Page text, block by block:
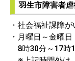
羽生市障害者
・社会福祉課障
・月曜日～金曜
8時30分～17時